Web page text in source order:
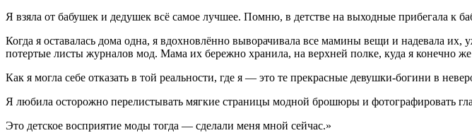
Я взяла от бабушек и дедушек всё самое лучшее. Помню, в детстве на выходные прибегала к
Когда я оставалась дома одна, я вдохновлённо выворачивала все мамины вещи и надевала
потертые листы журналов мод. Мама их бережно хранила, на верхней полке, куда я конечно же
Как я могла себе отказать в той реальности, где я — это те прекрасные девушки-богини в
Я любила осторожно перелистывать мягкие страницы модной брошюры и фотографировать
Это детское восприятие моды тогда — сделали меня мной сейчас.»